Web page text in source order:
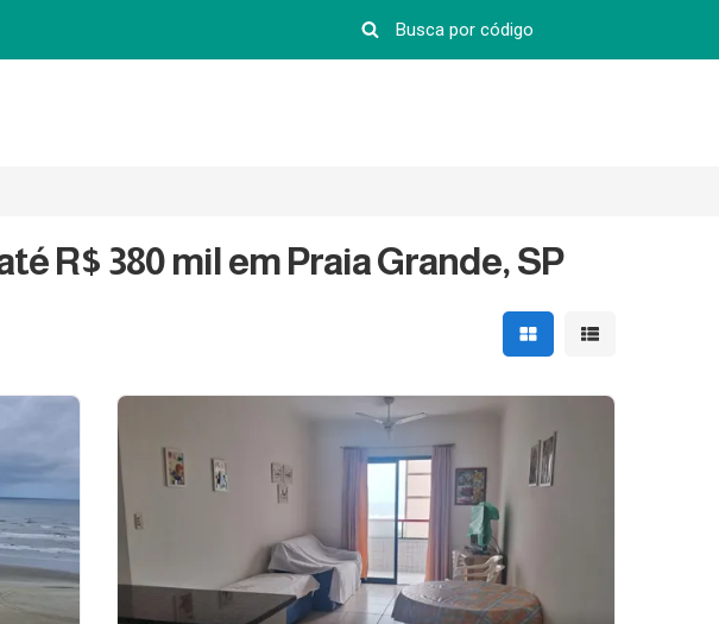
R$ 380 mil em Praia Grande, SP
Mostrar resultados em
Mostrar